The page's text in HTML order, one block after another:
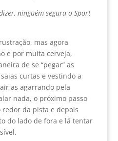
ninguém segura o Sport
mas agora
e por muita cerveja,
de se “pegar” as
curtas e vestindo a
as agarrando pela
nada, o próximo passo
da pista e depois
do lado de fora e lá tentar